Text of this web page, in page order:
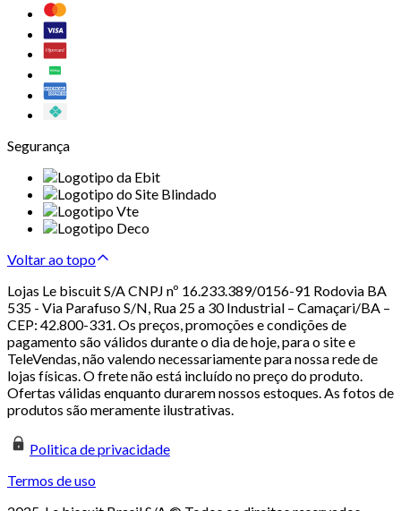
Segurança
Voltar ao topo
Lojas Le biscuit S/A CNPJ nº 16.233.389/0156-91 Rodovia BA
535 - Via Parafuso S/N, Rua 25 a 30 Industrial – Camaçari/BA –
CEP: 42.800-331. Os preços, promoções e condições de
pagamento são válidos durante o dia de hoje, para o site e
TeleVendas, não valendo necessariamente para nossa rede de
lojas físicas. O frete não está incluído no preço do produto.
Ofertas válidas enquanto durarem nossos estoques. As fotos de
produtos são meramente ilustrativas.
Politica de privacidade
Termos de uso